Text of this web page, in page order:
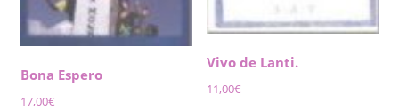
Bona Espero
17,00€
Vivo de Lanti.
11,00€